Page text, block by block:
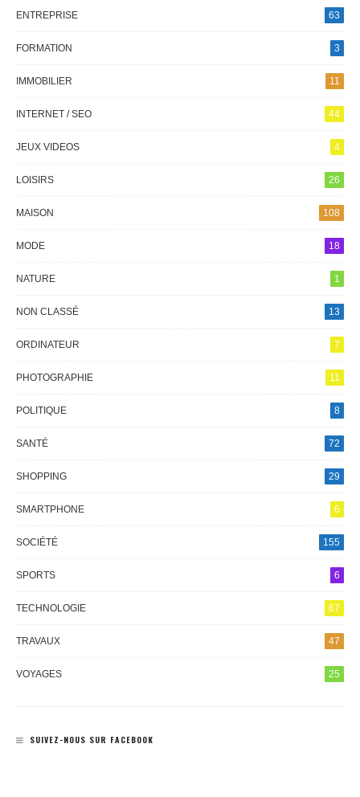
ENTREPRISE 63
FORMATION 3
IMMOBILIER 11
INTERNET / SEO 44
JEUX VIDEOS 4
LOISIRS 26
MAISON 108
MODE 18
NATURE 1
NON CLASSÉ 13
ORDINATEUR 7
PHOTOGRAPHIE 11
POLITIQUE 8
SANTÉ 72
SHOPPING 29
SMARTPHONE 6
SOCIÉTÉ 155
SPORTS 6
TECHNOLOGIE 67
TRAVAUX 47
VOYAGES 25
SUIVEZ-NOUS SUR FACEBOOK